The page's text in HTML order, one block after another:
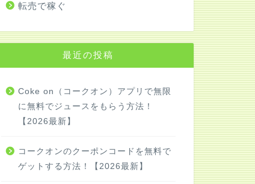
転売で稼ぐ
最近の投稿
Coke on（コークオン）アプリで無限
に無料でジュースをもらう方法！
【2026最新】
コークオンのクーポンコードを無料で
ゲットする方法！【2026最新】